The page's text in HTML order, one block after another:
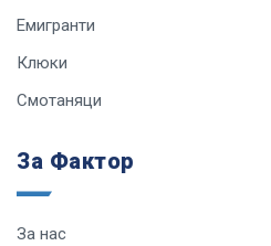
Емигранти
Клюки
Смотаняци
За Фактор
За нас